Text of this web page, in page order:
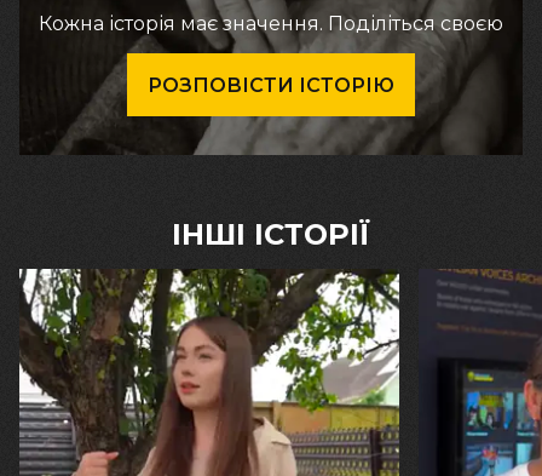
Кожна історія має значення. Поділіться своєю
РОЗПОВІСТИ ІСТОРІЮ
ІНШІ ІСТОРІЇ